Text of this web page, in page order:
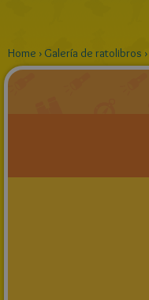
Home › Galería de ratolibros ›